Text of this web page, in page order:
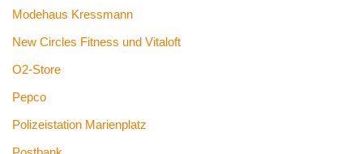
Modehaus Kressmann
New Circles Fitness und Vitaloft
O2-Store
Pepco
Polizeistation Marienplatz